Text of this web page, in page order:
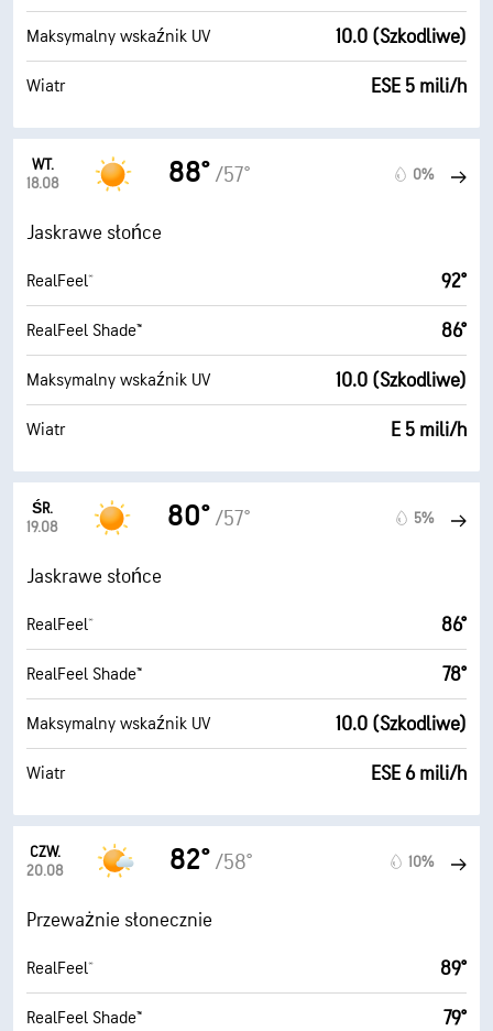
Maksymalny wskaźnik UV 10.0 (Szkodliwe)
Wiatr ESE 5 mili/h
WT.
18.08
88° /57° 0%
Jaskrawe słońce
RealFeel® 92°
RealFeel Shade™ 86°
Maksymalny wskaźnik UV 10.0 (Szkodliwe)
Wiatr E 5 mili/h
ŚR.
19.08
80° /57° 5%
Jaskrawe słońce
RealFeel® 86°
RealFeel Shade™ 78°
Maksymalny wskaźnik UV 10.0 (Szkodliwe)
Wiatr ESE 6 mili/h
CZW.
20.08
82° /58° 10%
Przeważnie słonecznie
RealFeel® 89°
RealFeel Shade™ 79°